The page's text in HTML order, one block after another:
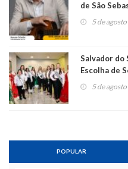
de São
5 de
Salvador do
Escolha de
5 de
POPULAR